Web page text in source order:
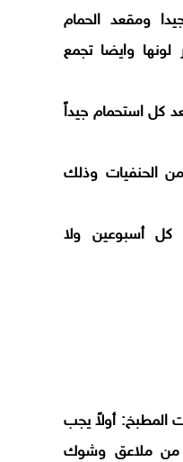
ومقعد الحمام
وايضا تجمع
كل استحمام جيداً
الحنفيات وذلك
كل أسبوعين ولا
المطبخ: أولاً يجب
من ملاعق وشوك